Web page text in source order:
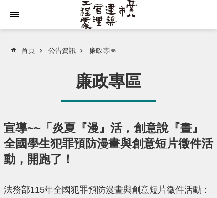
首頁 公告資訊 廉政專區
廉政專區
宣導~~「炎夏『漫』活，創意說『畫』
全國學生犯罪預防漫畫與創意短片徵件活
動，開跑了！
法務部115年全國犯罪預防漫畫與創意短片徵件活動：